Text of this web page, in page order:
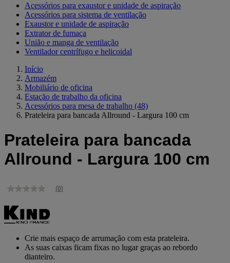
Acessórios para exaustor e unidade de aspiração
Acessórios para sistema de ventilação
Exaustor e unidade de aspiração
Extrator de fumaça
União e manga de ventilação
Ventilador centrífugo e helicoidal
Início
Armazém
Mobiliário de oficina
Estação de trabalho da oficina
Acessórios para mesa de trabalho (48)
Prateleira para bancada Allround - Largura 100 cm
Prateleira para bancada
Allround - Largura 100 cm
Sem
de
classificação
Link
mesma
página.
(0)
Crie mais espaço de arrumação com esta prateleira.
As suas caixas ficam fixas no lugar graças ao rebordo
dianteiro.